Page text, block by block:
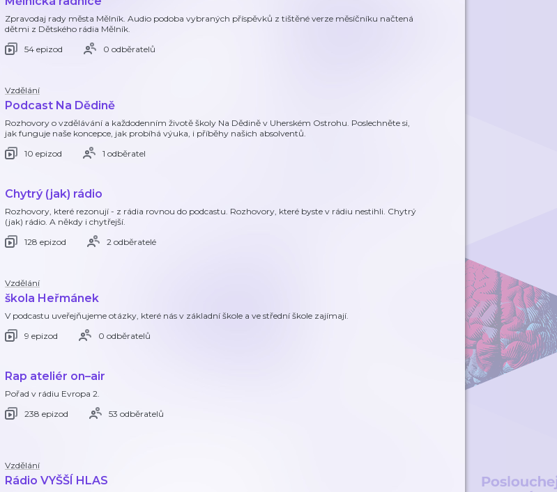
Zpravodaj rady města Mělník. Audio podoba vybraných příspěvků z tištěné verze měsíčníku načtená
dětmi z Dětského rádia Mělník.
54 epizod
0 odběratelů
Vzdělání
Podcast Na Dědině
Rozhovory o vzdělávání a každodenním životě školy Na Dědině v Uherském Ostrohu. Poslechněte si,
jak funguje naše koncepce, jak probíhá výuka, i příběhy našich absolventů.
10 epizod
1 odběratel
Chytrý (jak) rádio
Rozhovory, které rezonují - z rádia rovnou do podcastu. Rozhovory, které byste v rádiu nestihli. Chytrý
(jak) rádio. A někdy i chytřejší.
128 epizod
2 odběratelé
Vzdělání
škola Heřmánek
V podcastu uveřejňujeme otázky, které nás v základní škole a ve střední škole zajímají.
9 epizod
0 odběratelů
Rap ateliér on–air
Pořad v rádiu Evropa 2.
238 epizod
53 odběratelů
Vzdělání
Rádio VYŠŠÍ HLAS